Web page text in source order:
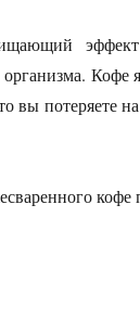
Кофе
вы потеряете